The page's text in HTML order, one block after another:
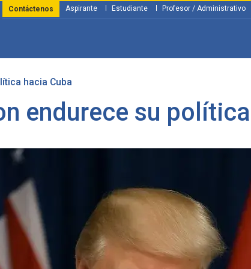
Aspirante Estudiante Profesor / Administrativo
Contáctenos
hacia Cuba
endurece su